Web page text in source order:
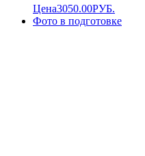
Цена3050.00РУБ.
Фото в подготовке